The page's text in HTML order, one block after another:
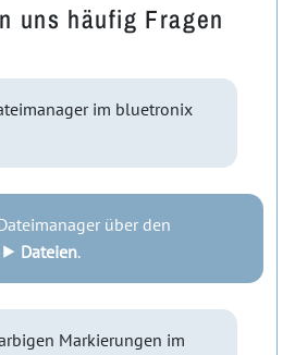
uns häufig Fragen
im bluetronix
über den
⯈ Dateien.
Markierungen im